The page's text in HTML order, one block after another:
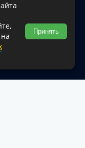
ссылка
интернет-портал
округа.
Принять